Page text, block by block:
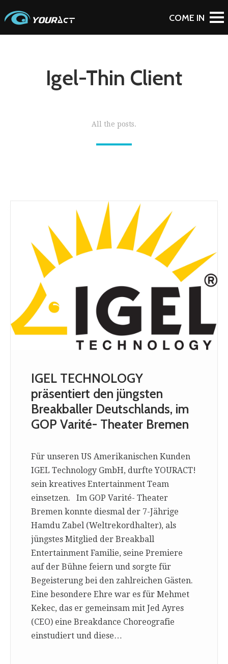
Igel-Thin Client
All the posts.
IGEL TECHNOLOGY
präsentiert den jüngsten
Breakballer Deutschlands, im
GOP Varité- Theater Bremen
Für unseren US Amerikanischen Kunden
IGEL Technology GmbH, durfte YOURACT!
sein kreatives Entertainment Team
einsetzen. Im GOP Varité- Theater
Bremen konnte diesmal der 7-Jährige
Hamdu Zabel (Weltrekordhalter), als
jüngstes Mitglied der Breakball
Entertainment Familie, seine Premiere
auf der Bühne feiern und sorgte für
Begeisterung bei den zahlreichen Gästen.
Eine besondere Ehre war es für Mehmet
Kekec, das er gemeinsam mit Jed Ayres
(CEO) eine Breakdance Choreografie
einstudiert und diese…